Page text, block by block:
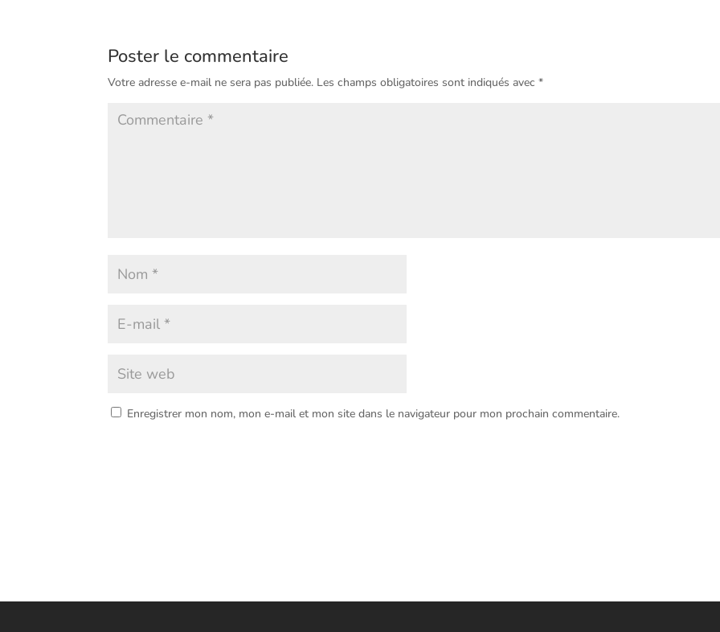
Poster le commentaire
Votre adresse e-mail ne sera pas publiée. Les champs obligatoires sont indiqués avec*
Enregistrer mon nom, mon e-mail et mon site dans le navigateur pour mon prochain commentaire.